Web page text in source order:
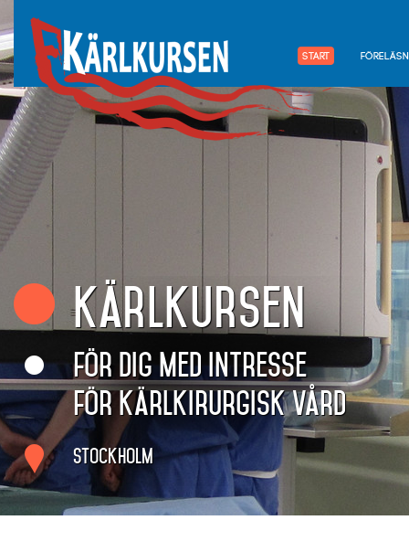
Start
Kärlkursen
för dig med intresse
för kärlkirurgisk vård
Stockholm